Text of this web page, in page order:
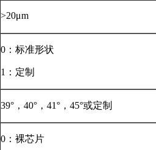
>20μm
0：标准形状
1：定制
39°，40°，41°，45°或定制
0：裸芯片